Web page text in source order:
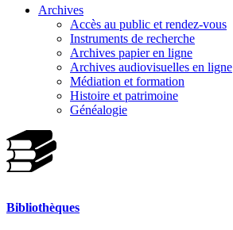
Archives
Accès au public et rendez-vous
Instruments de recherche
Archives papier en ligne
Archives audiovisuelles en ligne
Médiation et formation
Histoire et patrimoine
Généalogie
Bibliothèques